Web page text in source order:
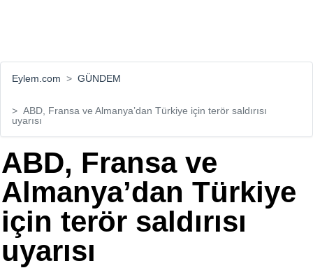
Eylem.com GÜNDEM
ABD, Fransa ve Almanya’dan Türkiye için terör saldırısı
uyarısı
ABD, Fransa ve
Almanya’dan Türkiye
için terör saldırısı
uyarısı